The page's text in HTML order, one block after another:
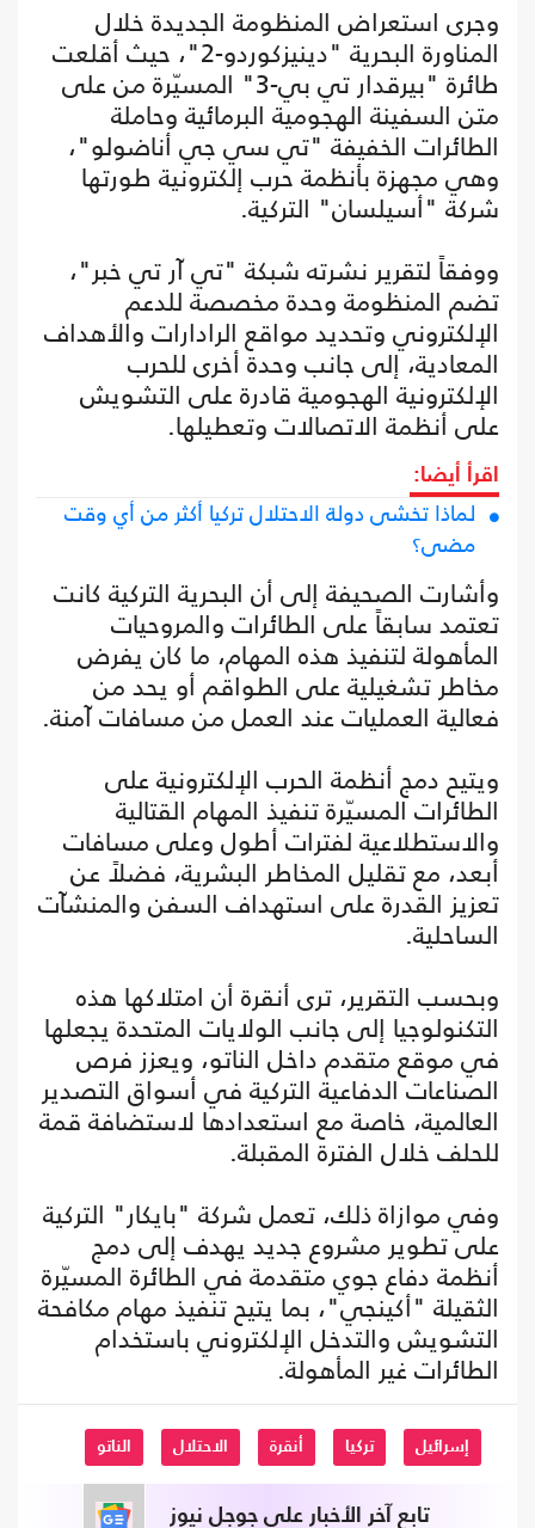
وجرى استعراض المنظومة الجديدة خلال
المناورة البحرية "دينيزكوردو-2"، حيث أقلعت
طائرة "بيرقدار تي بي-3" المسيّرة من على
متن السفينة الهجومية البرمائية وحاملة
الطائرات الخفيفة "تي سي جي أناضولو"،
وهي مجهزة بأنظمة حرب إلكترونية طورتها
شركة "أسيلسان" التركية.
ووفقاً لتقرير نشرته شبكة "تي آر تي خبر"،
تضم المنظومة وحدة مخصصة للدعم
الإلكتروني وتحديد مواقع الرادارات والأهداف
المعادية، إلى جانب وحدة أخرى للحرب
الإلكترونية الهجومية قادرة على التشويش
على أنظمة الاتصالات وتعطيلها.
اقرأ أيضا:
لماذا تخشى دولة الاحتلال تركيا أكثر من أي وقت
مضى؟
وأشارت الصحيفة إلى أن البحرية التركية كانت
تعتمد سابقاً على الطائرات والمروحيات
المأهولة لتنفيذ هذه المهام، ما كان يفرض
مخاطر تشغيلية على الطواقم أو يحد من
فعالية العمليات عند العمل من مسافات آمنة.
ويتيح دمج أنظمة الحرب الإلكترونية على
الطائرات المسيّرة تنفيذ المهام القتالية
والاستطلاعية لفترات أطول وعلى مسافات
أبعد، مع تقليل المخاطر البشرية، فضلاً عن
تعزيز القدرة على استهداف السفن والمنشآت
الساحلية.
وبحسب التقرير، ترى أنقرة أن امتلاكها هذه
التكنولوجيا إلى جانب الولايات المتحدة يجعلها
في موقع متقدم داخل الناتو، ويعزز فرص
الصناعات الدفاعية التركية في أسواق التصدير
العالمية، خاصة مع استعدادها لاستضافة قمة
للحلف خلال الفترة المقبلة.
وفي موازاة ذلك، تعمل شركة "بايكار" التركية
على تطوير مشروع جديد يهدف إلى دمج
أنظمة دفاع جوي متقدمة في الطائرة المسيّرة
الثقيلة "أكينجي"، بما يتيح تنفيذ مهام مكافحة
التشويش والتدخل الإلكتروني باستخدام
الطائرات غير المأهولة.
إسرائيل تركيا أنقرة الاحتلال الناتو
تابع آخر الأخبار على جوجل نيوز